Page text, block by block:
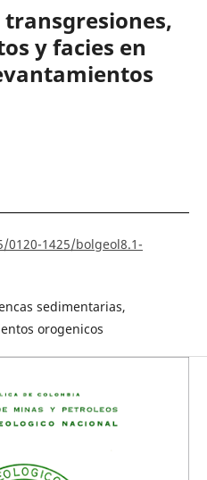
y facies en
1425/bolgeol8.1-
sedimentarias,
orogenicos